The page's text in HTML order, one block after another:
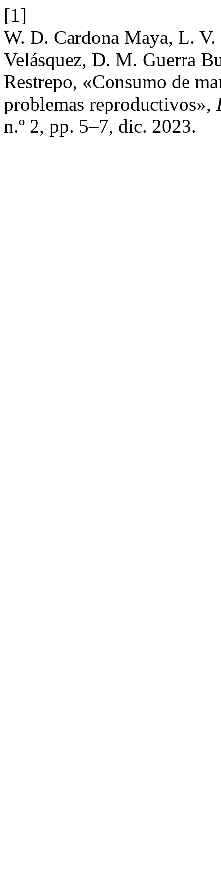
[1]
W. D. Cardona Maya, L.
Velásquez, D. M. Guerra
Restrepo, «Consumo de
problemas reproductivos»,
n.º 2, pp. 5–7, dic. 2023.